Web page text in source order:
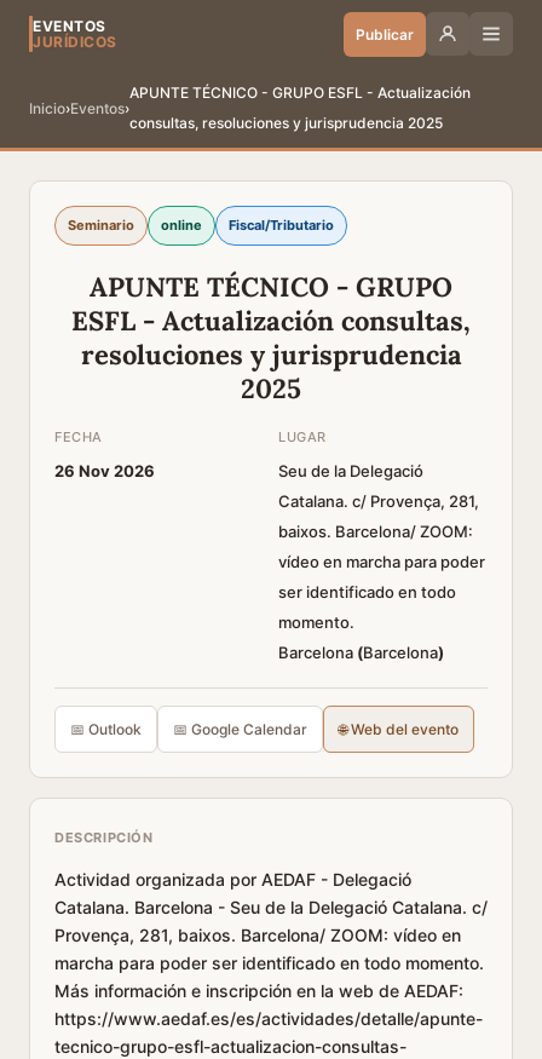
EVENTOS
JURÍDICOS
Publicar
Inicio›Eventos›
APUNTE TÉCNICO - GRUPO ESFL - Actualización
consultas, resoluciones y jurisprudencia 2025
Seminario online Fiscal/Tributario
APUNTE TÉCNICO - GRUPO
ESFL - Actualización consultas,
resoluciones y jurisprudencia
2025
FECHA
26 Nov 2026
LUGAR
Seu de la Delegació
Catalana. c/ Provença, 281,
baixos. Barcelona/ ZOOM:
vídeo en marcha para poder
ser identificado en todo
momento.
Barcelona (Barcelona)
📅 Outlook 📅 Google Calendar 🌐 Web del evento
DESCRIPCIÓN
Actividad organizada por AEDAF - Delegació
Catalana. Barcelona - Seu de la Delegació Catalana. c/
Provença, 281, baixos. Barcelona/ ZOOM: vídeo en
marcha para poder ser identificado en todo momento.
Más información e inscripción en la web de AEDAF:
https://www.aedaf.es/es/actividades/detalle/apunte-
tecnico-grupo-esfl-actualizacion-consultas-